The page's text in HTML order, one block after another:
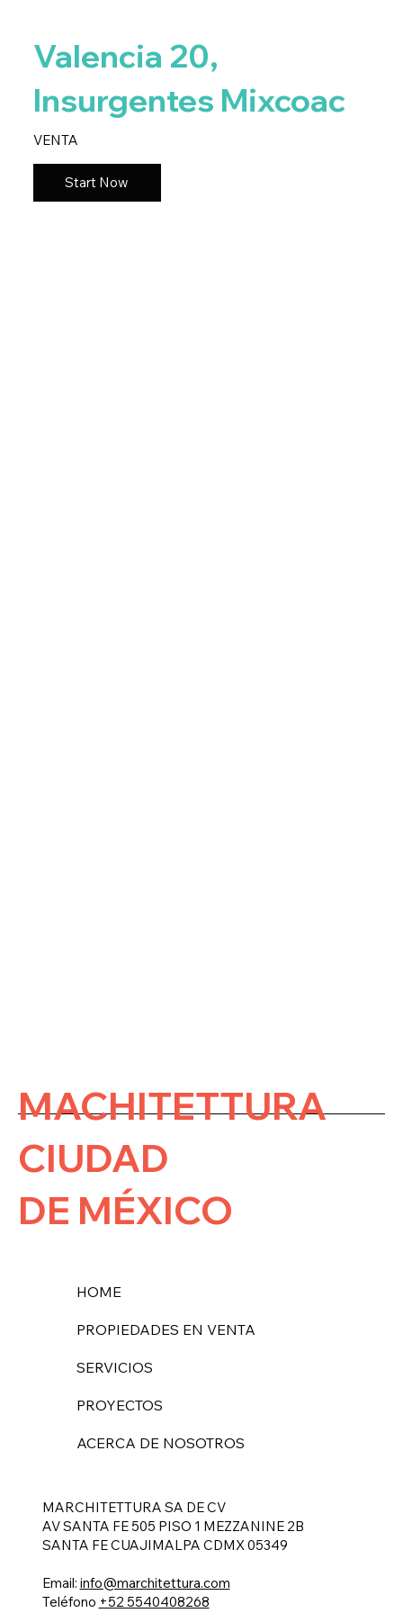
Valencia 20,
Insurgentes Mixcoac
VENTA
Start Now
MARCHITETTURA SA DE CV
AV SANTA FE 505 PISO 1 MEZZANINE 2B
SANTA FE CUAJIMALPA CDMX 05349
Email: info@marchitettura.com
Teléfono +52 5540408268
HOME
PROPIEDADES EN VENTA
SERVICIOS
PROYECTOS
ACERCA DE NOSOTROS
MACHITETTURA
CIUDAD
DE MÉXICO